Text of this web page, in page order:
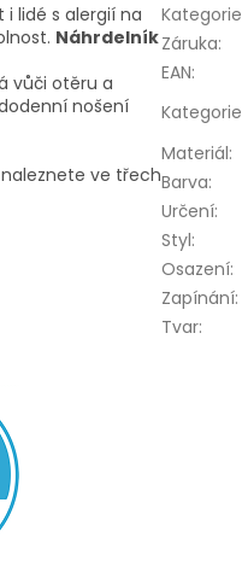
lidé s alergií na
Náhrdelník
vůči otěru a
nošení
ve třech
Kategorie
Záruka:
EAN:
Kategorie
Materiál:
Barva:
Určení:
Styl:
Osazení:
Zapínání:
Tvar: